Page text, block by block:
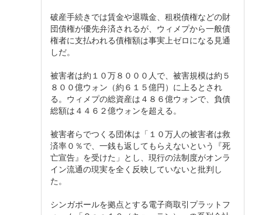
破産手続きでは賃金や退職金、租税債権などの財
団債権が優先弁済されるが、ウィメプから一般債
権者に支払われる債権額は事実上ゼロになる見通
しだ。
被害者は約１０万８０００人で、被害規模は約５
８００億ウォン（約６１５億円）に上るとされ
る。ウィメプの総資産は４８６億ウォンで、負債
総額は４４６２億ウォンを超える。
被害者らでつくる団体は「１０万人の被害者は救
済率０％で、一銭も返してもらえないという『死
亡宣告』を受けた」とし、現行の法制度がオンラ
イン流通の現実を全く反映していないと批判し
た。
シンガポールを拠点とする電子商取引プラットフ